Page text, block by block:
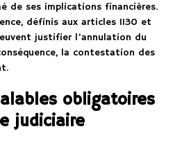
de ses implications financières.
définis aux articles 1130 et
justifier l’annulation du
la contestation des
obligatoires
judiciaire